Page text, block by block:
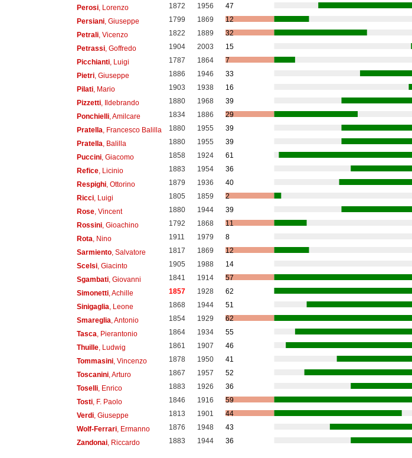
Perosi, Lorenzo 1872 1956
47
Persiani, Giuseppe 1799 1869
12
Petrali, Vicenzo 1822 1889
32
Petrassi, Goffredo 1904 2003
15
Picchianti, Luigi 1787 1864
7
Pietri, Giuseppe 1886 1946
33
Pilati, Mario 1903 1938
16
Pizzetti, Ildebrando 1880 1968
39
Ponchielli, Amilcare 1834 1886
29
Pratella , Francesco Balilla 1880 1955
39
Pratella , Balilla 1880 1955
39
Puccini, Giacomo 1858 1924
61
Refice, Licinio 1883 1954
36
Respighi, Ottorino 1879 1936
40
Ricci, Luigi 1805 1859
2
Rose, Vincent 1880 1944
39
Rossini, Gioachino 1792 1868
11
Rota , Nino 1911 1979
8
Sarmiento, Salvatore 1817 1869
12
Scelsi, Giacinto 1905 1988
14
Sgambati, Giovanni 1841 1914
57
Simonetti, Achille 1857 1928
62
Sinigaglia , Leone 1868 1944
51
Smareglia , Antonio 1854 1929
62
Tasca , Pierantonio 1864 1934
55
Thuille, Ludwig 1861 1907
46
Tommasini, Vincenzo 1878 1950
41
Toscanini, Arturo 1867 1957
52
Toselli, Enrico 1883 1926
36
Tosti, F. Paolo 1846 1916
59
Verdi, Giuseppe 1813 1901
44
Wolf-Ferrari, Ermanno 1876 1948
43
Zandonai, Riccardo 1883 1944 36